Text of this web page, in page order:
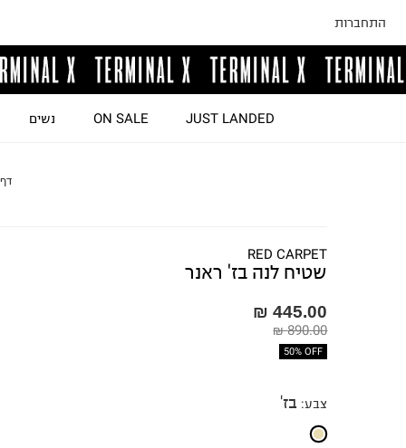
התחברות
JUST LANDED
ON SALE נשים
RED CARPET
שטיח לנה בז' ראנר
445.00 ₪
890.00 ₪
50% OFF
צבע: בז'